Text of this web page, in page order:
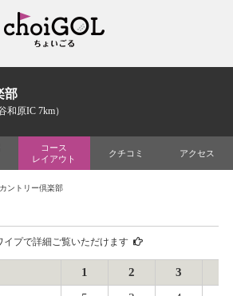
部
和原IC 7km）
コース
レイアウト
クチコミ アクセス
ントリー倶楽部
イプで詳細ご覧いただけます
1 2 3